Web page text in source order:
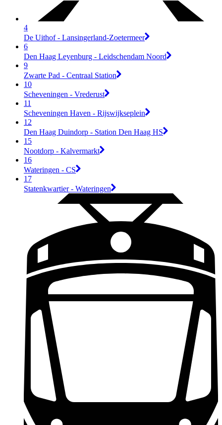
4
De Uithof - Lansingerland-Zoetermeer
6
Den Haag Leyenburg - Leidschendam Noord
9
Zwarte Pad - Centraal Station
10
Scheveningen - Vrederust
11
Scheveningen Haven - Rijswijkseplein
12
Den Haag Duindorp - Station Den Haag HS
15
Nootdorp - Kalvermarkt
16
Wateringen - CS
17
Statenkwartier - Wateringen